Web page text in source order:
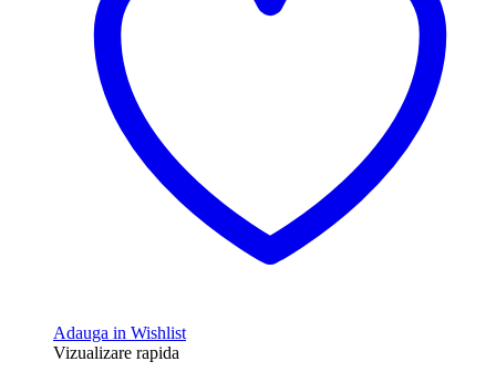
Adauga in Wishlist
Vizualizare rapida